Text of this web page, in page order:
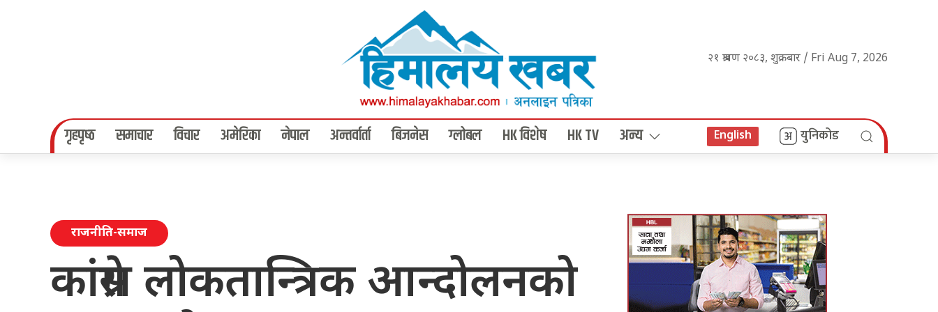
२१ श्रावण २०८३, शुक्रबार / Fri Aug 7, 2026
गृहपृष्‍ठ समाचार विचार अमेरिका नेपाल अन्तर्वार्ता बिजनेस ग्लोबल HK विशेष HK TV अन्य English युनिकोड
राजनीति-समाज
कांग्रेस लोकतान्त्रिक आन्दोलनको